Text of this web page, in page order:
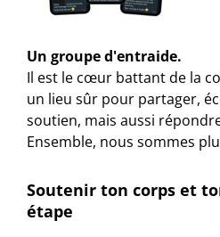
Un groupe d'entraide.
Il est le cœur battant de la
un lieu sûr pour partager,
soutien, mais aussi
Ensemble, nous sommes
Soutenir ton corps et
étape